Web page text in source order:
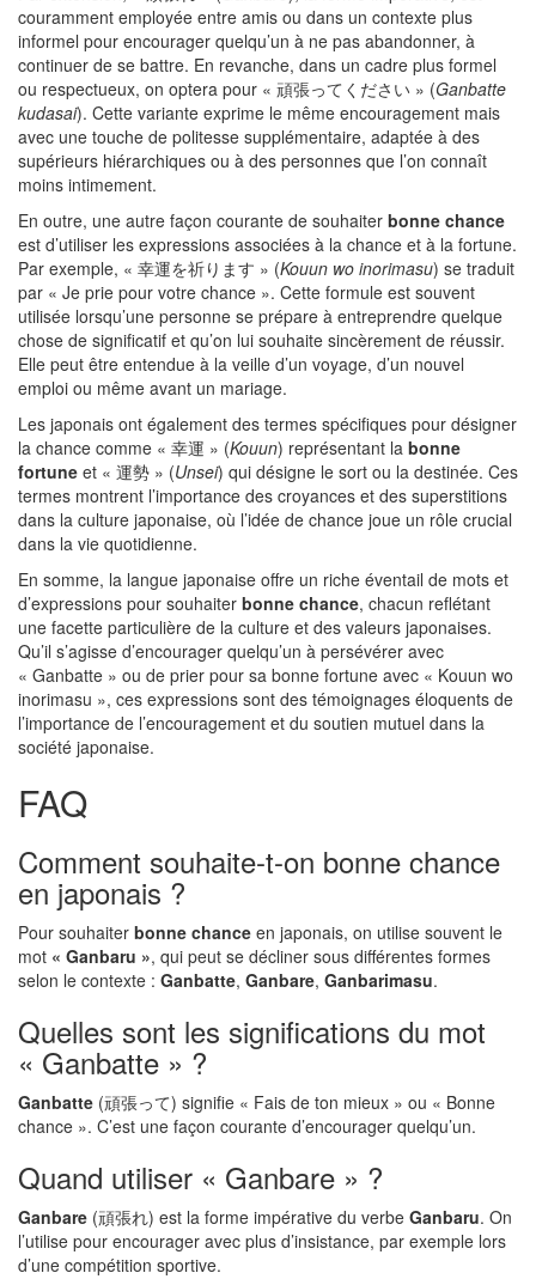
couramment employée entre amis ou dans un contexte plus
informel pour encourager quelqu’un à ne pas abandonner, à
continuer de se battre. En revanche, dans un cadre plus formel
ou respectueux, on optera pour « 頑張ってください » (Ganbatte
kudasai). Cette variante exprime le même encouragement mais
avec une touche de politesse supplémentaire, adaptée à des
supérieurs hiérarchiques ou à des personnes que l’on connaît
moins intimement.
En outre, une autre façon courante de souhaiter bonne chance
est d’utiliser les expressions associées à la chance et à la fortune.
Par exemple, « 幸運を祈ります » (Kouun wo inorimasu) se traduit
par « Je prie pour votre chance ». Cette formule est souvent
utilisée lorsqu’une personne se prépare à entreprendre quelque
chose de significatif et qu’on lui souhaite sincèrement de réussir.
Elle peut être entendue à la veille d’un voyage, d’un nouvel
emploi ou même avant un mariage.
Les japonais ont également des termes spécifiques pour désigner
la chance comme « 幸運 » (Kouun) représentant la bonne
fortune et « 運勢 » (Unsei) qui désigne le sort ou la destinée. Ces
termes montrent l’importance des croyances et des superstitions
dans la culture japonaise, où l’idée de chance joue un rôle crucial
dans la vie quotidienne.
En somme, la langue japonaise offre un riche éventail de mots et
d’expressions pour souhaiter bonne chance, chacun reflétant
une facette particulière de la culture et des valeurs japonaises.
Qu’il s’agisse d’encourager quelqu’un à persévérer avec
« Ganbatte » ou de prier pour sa bonne fortune avec « Kouun wo
inorimasu », ces expressions sont des témoignages éloquents de
l’importance de l’encouragement et du soutien mutuel dans la
société japonaise.
FAQ
Comment souhaite-t-on bonne chance
en japonais ?
Pour souhaiter bonne chance en japonais, on utilise souvent le
mot « Ganbaru », qui peut se décliner sous différentes formes
selon le contexte : Ganbatte, Ganbare, Ganbarimasu.
Quelles sont les significations du mot
« Ganbatte » ?
Ganbatte (頑張って) signifie « Fais de ton mieux » ou « Bonne
chance ». C’est une façon courante d’encourager quelqu’un.
Quand utiliser « Ganbare » ?
Ganbare (頑張れ) est la forme impérative du verbe Ganbaru. On
l’utilise pour encourager avec plus d’insistance, par exemple lors
d’une compétition sportive.